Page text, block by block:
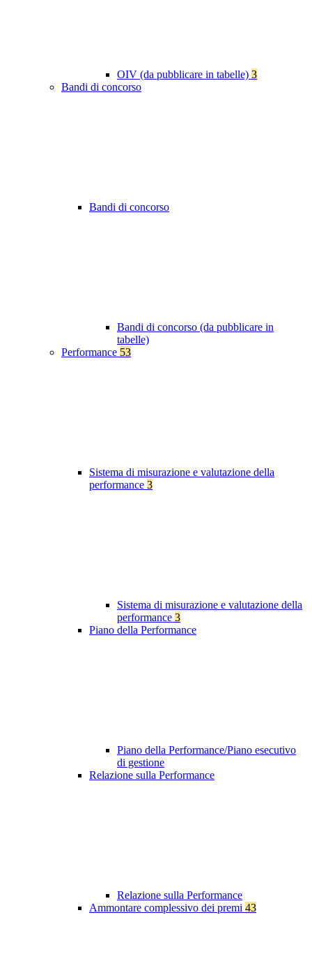
OIV (da pubblicare in tabelle) 3
Bandi di concorso
Bandi di concorso
Bandi di concorso (da pubblicare in
tabelle)
Performance 53
Sistema di misurazione e valutazione della
performance 3
Sistema di misurazione e valutazione della
performance 3
Piano della Performance
Piano della Performance/Piano esecutivo
di gestione
Relazione sulla Performance
Relazione sulla Performance
Ammontare complessivo dei premi 43